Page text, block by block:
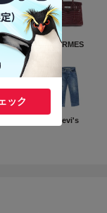
HERMES
Levi's
ック